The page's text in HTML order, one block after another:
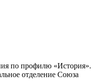
по профилю «История».
отделение Союза